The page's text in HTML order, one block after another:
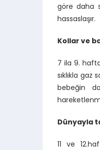
göre daha
hassaslaşır.
Kollar ve
7 ila 9.
sıklıkla gaz
bebeğin
Dünyayla
11 ve